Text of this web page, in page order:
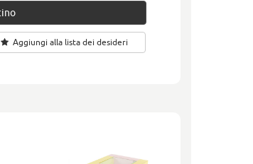
Aggiungi alla lista dei desideri